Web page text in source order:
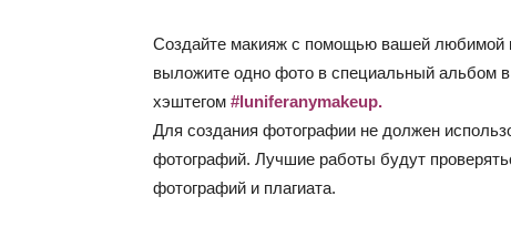
Создайте макияж с помощью вашей любимой
выложите одно фото в специальный альбом в
хэштегом #luniferanymakeup.
Для создания фотографии не должен
фотографий. Лучшие работы будут
фотографий и плагиата.